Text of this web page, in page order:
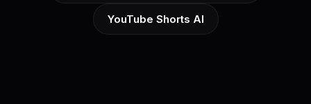
YouTube Shorts AI